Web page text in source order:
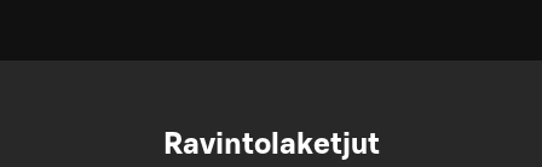
Ravintolaketjut